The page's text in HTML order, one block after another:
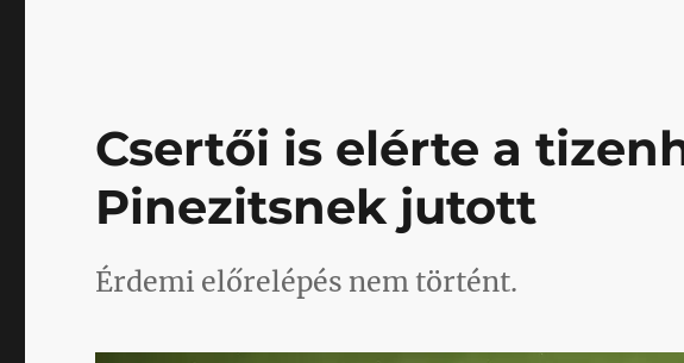
Csertői is elérte a
Pinezitsnek jutott
Érdemi előrelépés nem történt.